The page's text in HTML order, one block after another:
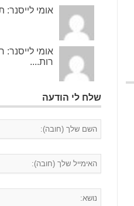
אומי
אומי לייסנר:
רות....
שלח לי הודעה